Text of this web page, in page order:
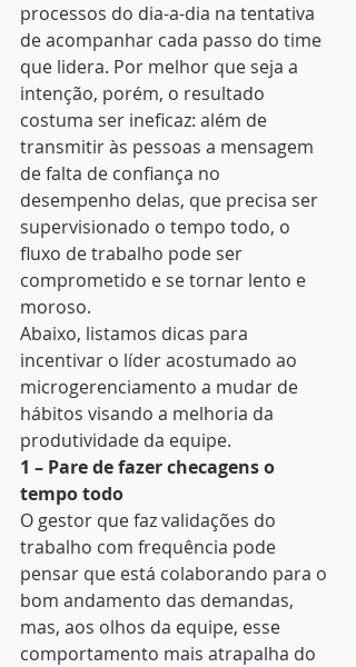
processos do dia-a-dia na tentativa
de acompanhar cada passo do time
que lidera. Por melhor que seja a
intenção, porém, o resultado
costuma ser ineficaz: além de
transmitir às pessoas a mensagem
de falta de confiança no
desempenho delas, que precisa ser
supervisionado o tempo todo, o
fluxo de trabalho pode ser
comprometido e se tornar lento e
moroso.
Abaixo, listamos dicas para
incentivar o líder acostumado ao
microgerenciamento a mudar de
hábitos visando a melhoria da
produtividade da equipe.
1 – Pare de fazer checagens o
tempo todo
O gestor que faz validações do
trabalho com frequência pode
pensar que está colaborando para o
bom andamento das demandas,
mas, aos olhos da equipe, esse
comportamento mais atrapalha do